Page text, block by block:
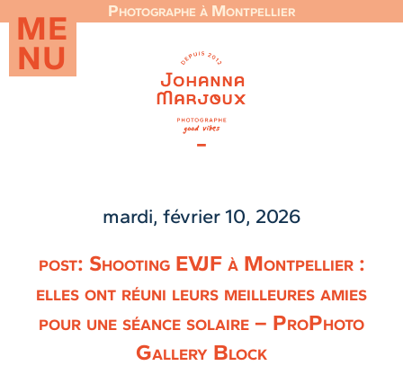
ME
NU
Photographe à Montpellier
mardi, février 10, 2026
post: Shooting EVJF à Montpellier :
elles ont réuni leurs meilleures amies
pour une séance solaire – ProPhoto
Gallery Block